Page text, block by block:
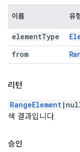
이름 유
elementType
from
리턴
RangeElement
색 결과입니다.
승인